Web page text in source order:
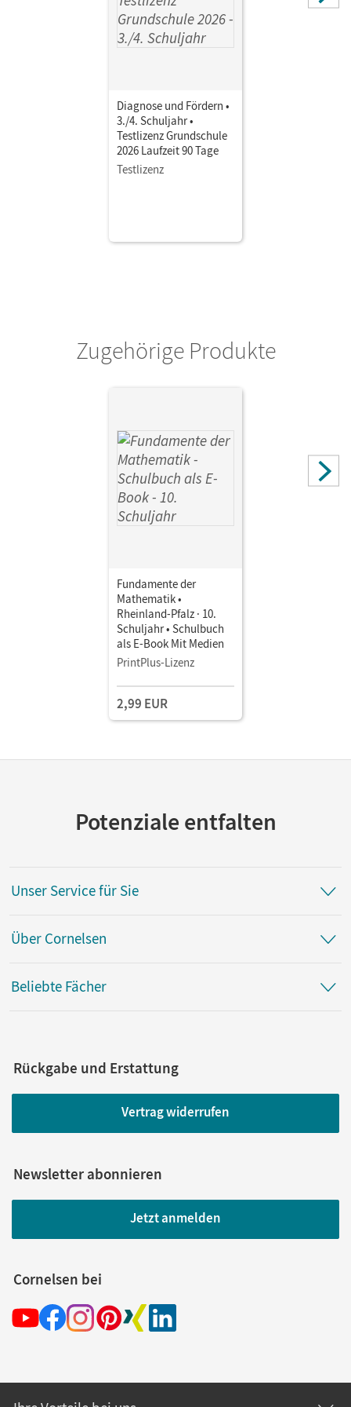
Diagnose und Fördern •
3./4. Schuljahr •
Testlizenz Grundschule
2026 Laufzeit 90 Tage
Testlizenz
Zugehörige Produkte
Fundamente der
Mathematik •
Rheinland-Pfalz · 10.
Schuljahr • Schulbuch
als E-Book Mit Medien
PrintPlus-Lizenz
2,99 EUR
Potenziale entfalten
Unser Service für Sie
Über Cornelsen
Beliebte Fächer
Rückgabe und Erstattung
Vertrag widerrufen
Newsletter abonnieren
Jetzt anmelden
Cornelsen bei